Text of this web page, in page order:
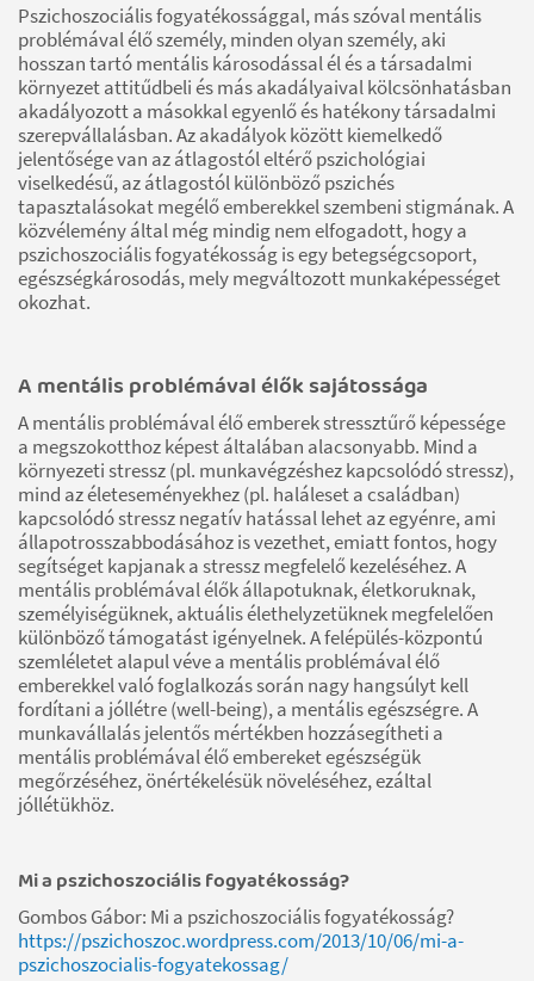
Pszichoszociális fogyatékossággal, más szóval mentális
problémával élő személy, minden olyan személy, aki
hosszan tartó mentális károsodással él és a társadalmi
környezet attitűdbeli és más akadályaival kölcsönhatásban
akadályozott a másokkal egyenlő és hatékony társadalmi
szerepvállalásban. Az akadályok között kiemelkedő
jelentősége van az átlagostól eltérő pszichológiai
viselkedésű, az átlagostól különböző pszichés
tapasztalásokat megélő emberekkel szembeni stigmának. A
közvélemény által még mindig nem elfogadott, hogy a
pszichoszociális fogyatékosság is egy betegségcsoport,
egészségkárosodás, mely megváltozott munkaképességet
okozhat.
A mentális problémával élők sajátossága
A mentális problémával élő emberek stressztűrő képessége
a megszokotthoz képest általában alacsonyabb. Mind a
környezeti stressz (pl. munkavégzéshez kapcsolódó stressz),
mind az életeseményekhez (pl. haláleset a családban)
kapcsolódó stressz negatív hatással lehet az egyénre, ami
állapotrosszabbodásához is vezethet, emiatt fontos, hogy
segítséget kapjanak a stressz megfelelő kezeléséhez. A
mentális problémával élők állapotuknak, életkoruknak,
személyiségüknek, aktuális élethelyzetüknek megfelelően
különböző támogatást igényelnek. A felépülés-központú
szemléletet alapul véve a mentális problémával élő
emberekkel való foglalkozás során nagy hangsúlyt kell
fordítani a jóllétre (well-being), a mentális egészségre. A
munkavállalás jelentős mértékben hozzásegítheti a
mentális problémával élő embereket egészségük
megőrzéséhez, önértékelésük növeléséhez, ezáltal
jóllétükhöz.
Mi a pszichoszociális fogyatékosság?
Gombos Gábor: Mi a pszichoszociális fogyatékosság?
https://pszichoszoc.wordpress.com/2013/10/06/mi-a-
pszichoszocialis-fogyatekossag/